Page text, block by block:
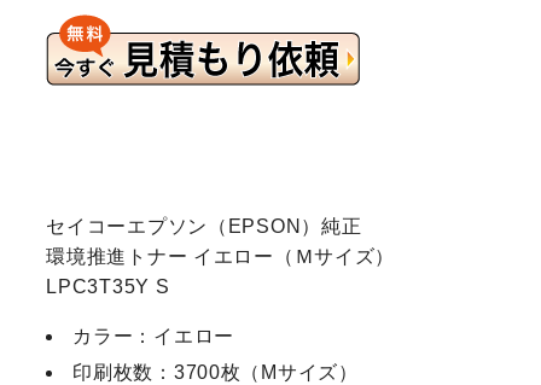
セイコーエプソン（EPSON）純正
環境推進トナー イエロー（Ｍサイズ）
LPC3T35Y S
カラー：イエロー
印刷枚数：3700枚（Mサイズ）